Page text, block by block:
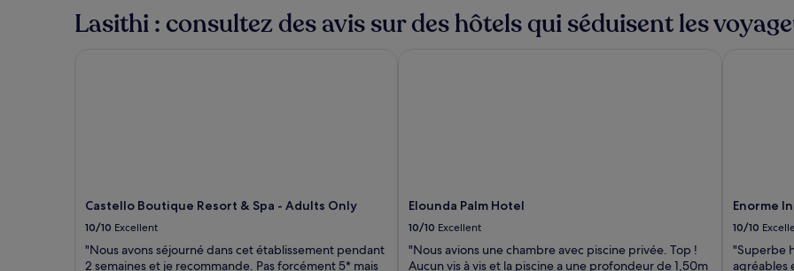
Lasithi : consultez des avis sur des hôtels qui séduisent les
Castello Boutique Resort & Spa - Adults Only
10/10 Excellent
"Nous avons séjourné dans cet établissement pendant
2 semaines et je recommande. Pas forcément 5* mais
Elounda Palm Hotel
10/10 Excellent
"Nous avions une chambre avec piscine privée. Top !
Aucun vis à vis et la piscine a une profondeur de 1,50m
Enorme
10/10
"Superbe
agréables